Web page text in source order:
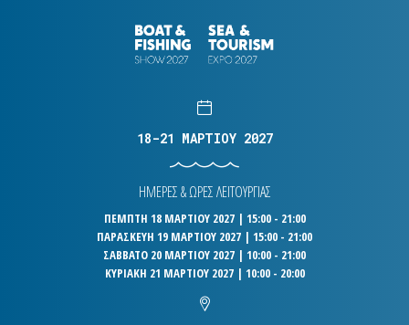
18-21 ΜΑΡΤΙΟΥ 2027
ΗΜΕΡΕΣ & ΩΡΕΣ ΛΕΙΤΟΥΡΓΙΑΣ
ΠΕΜΠΤΗ 18 ΜΑΡΤΙΟΥ 2027 | 15:00 - 21:00
ΠΑΡΑΣΚΕΥΗ 19 ΜΑΡΤΙΟΥ 2027 | 15:00 - 21:00
ΣΑΒΒΑΤΟ 20 ΜΑΡΤΙΟΥ 2027 | 10:00 - 21:00
ΚΥΡΙΑΚΗ 21 ΜΑΡΤΙΟΥ 2027 | 10:00 - 20:00